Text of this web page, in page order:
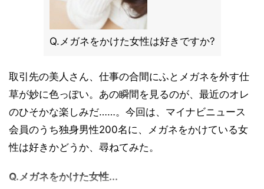
Q.メガネをかけた女性は好きですか?
取引先の美人さん、仕事の合間にふとメガネを外す仕
草が妙に色っぽい。あの瞬間を見るのが、最近のオレ
のひそかな楽しみだ……。今回は、マイナビニュース
会員のうち独身男性200名に、メガネをかけている女
性は好きかどうか、尋ねてみた。
Q.メガネをかけた女性...